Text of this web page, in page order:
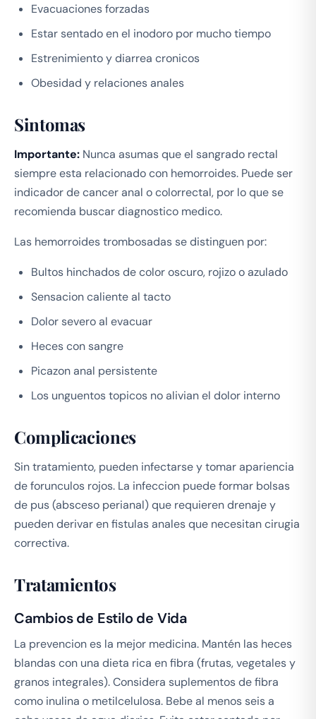
Evacuaciones forzadas
Estar sentado en el inodoro por mucho tiempo
Estrenimiento y diarrea cronicos
Obesidad y relaciones anales
Sintomas
Importante: Nunca asumas que el sangrado rectal
siempre esta relacionado con hemorroides. Puede ser
indicador de cancer anal o colorrectal, por lo que se
recomienda buscar diagnostico medico.
Las hemorroides trombosadas se distinguen por:
Bultos hinchados de color oscuro, rojizo o azulado
Sensacion caliente al tacto
Dolor severo al evacuar
Heces con sangre
Picazon anal persistente
Los unguentos topicos no alivian el dolor interno
Complicaciones
Sin tratamiento, pueden infectarse y tomar apariencia
de forunculos rojos. La infeccion puede formar bolsas
de pus (absceso perianal) que requieren drenaje y
pueden derivar en fistulas anales que necesitan cirugia
correctiva.
Tratamientos
Cambios de Estilo de Vida
La prevencion es la mejor medicina. Mantén las heces
blandas con una dieta rica en fibra (frutas, vegetales y
granos integrales). Considera suplementos de fibra
como inulina o metilcelulosa. Bebe al menos seis a